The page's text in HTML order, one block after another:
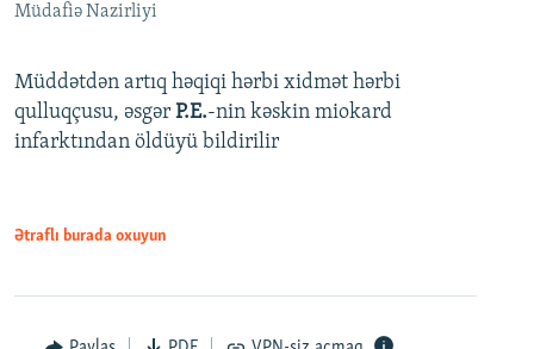
Müdafiə Nazirliyi
Müddətdən artıq həqiqi hərbi xidmət hərbi
qulluqçusu, əsgər P.E.-nin kəskin miokard
infarktından öldüyü bildirilir
Ətraflı burada oxuyun